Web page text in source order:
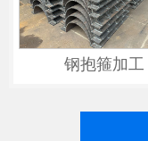
钢抱箍加工